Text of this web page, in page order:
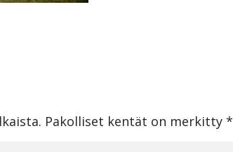
Pakolliset kentät on merkitty*